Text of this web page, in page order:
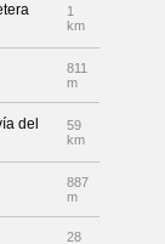
1
km
811
m
del
59
km
887
m
28